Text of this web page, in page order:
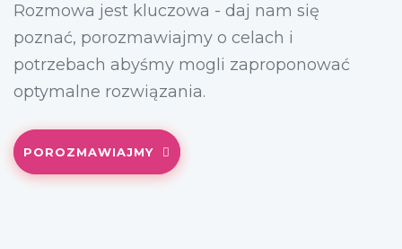
Rozmowa jest kluczowa - daj nam się
poznać, porozmawiajmy o celach i
potrzebach abyśmy mogli zaproponować
optymalne rozwiązania.
POROZMAWIAJMY